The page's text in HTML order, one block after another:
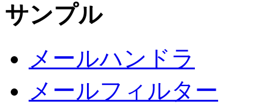
サンプル
メールハンドラ
メールフィルター